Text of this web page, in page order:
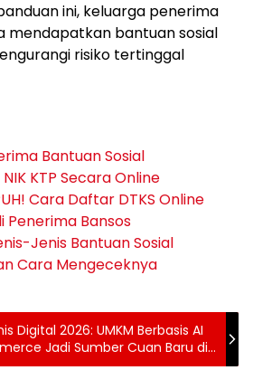
ini, keluarga penerima
mendapatkan bantuan sosial
risiko tertinggal
Bantuan Sosial
KTP Secara Online
Cara Daftar DTKS Online
Penerima Bansos
Jenis Bantuan Sosial
Cara Mengeceknya
Digital 2026: UMKM Berbasis AI
Jadi Sumber Cuan Baru di